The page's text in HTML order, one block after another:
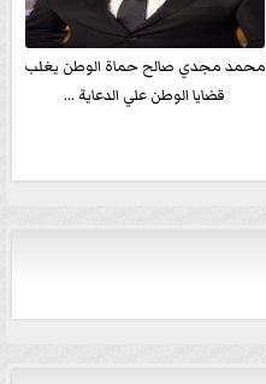
محمد مجدي صالح حماة الوطن يغلب
قضايا الوطن علي الدعاية ...